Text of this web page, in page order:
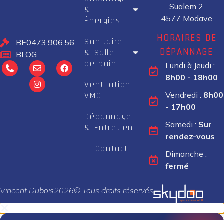
BE0473.906.564
BLOG
&
Énergies
Sanitaire
& Salle
de bain
Ventilation
VMC
Dépannage
& Entretien
Contact
Sualem 2
4577 Modave
HORAIRES DE
DÉPANNAGE
Lundi à Jeudi :
8h00 - 18h00
Vendredi : 8h00
- 17h00
Samedi : Sur
rendez-vous
Dimanche :
fermé
Vincent Dubois2026© Tous droits réservés